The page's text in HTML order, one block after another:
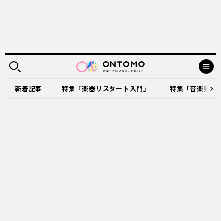
新着記事 特集「楽器リスタート入門」 特集「音楽祭